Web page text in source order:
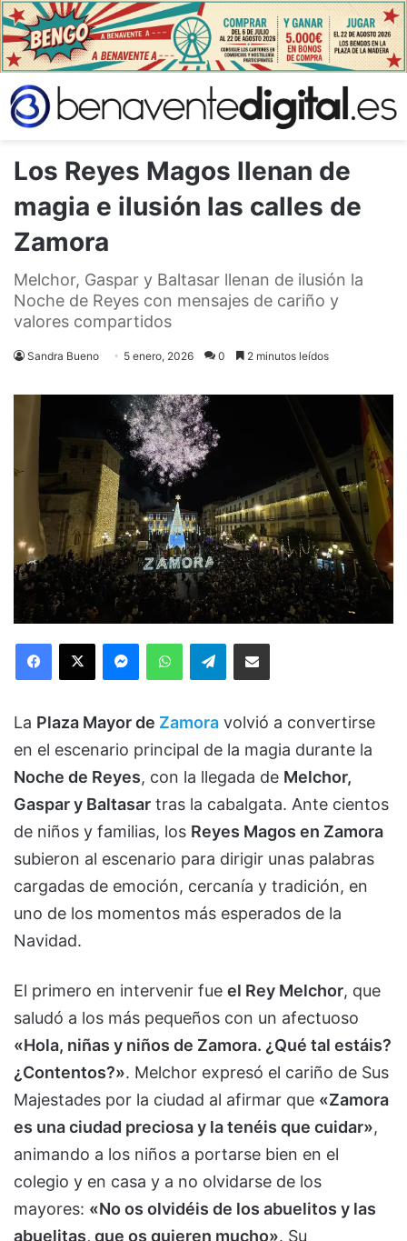
Los Reyes Magos llenan de
magia e ilusión las calles de
Zamora
Melchor, Gaspar y Baltasar llenan de ilusión la
Noche de Reyes con mensajes de cariño y
valores compartidos
Sandra Bueno 5 enero, 2026 0 2 minutos leídos
Facebook
X MessengerWhatsAppTelegramCompartir via Email
La Plaza Mayor de Zamora volvió a convertirse
en el escenario principal de la magia durante la
Noche de Reyes, con la llegada de Melchor,
Gaspar y Baltasar tras la cabalgata. Ante cientos
de niños y familias, los Reyes Magos en Zamora
subieron al escenario para dirigir unas palabras
cargadas de emoción, cercanía y tradición, en
uno de los momentos más esperados de la
Navidad.
El primero en intervenir fue el Rey Melchor, que
saludó a los más pequeños con un afectuoso
«Hola, niñas y niños de Zamora. ¿Qué tal estáis?
¿Contentos?». Melchor expresó el cariño de Sus
Majestades por la ciudad al afirmar que «Zamora
es una ciudad preciosa y la tenéis que cuidar»,
animando a los niños a portarse bien en el
colegio y en casa y a no olvidarse de los
mayores: «No os olvidéis de los abuelitos y las
abuelitas, que os quieren mucho». Su